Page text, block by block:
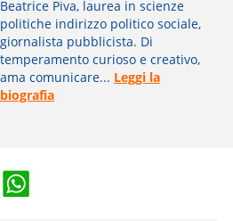
Beatrice Piva, laurea in scienze
politiche indirizzo politico sociale,
giornalista pubblicista. Di
temperamento curioso e creativo,
ama comunicare... Leggi la
biografia